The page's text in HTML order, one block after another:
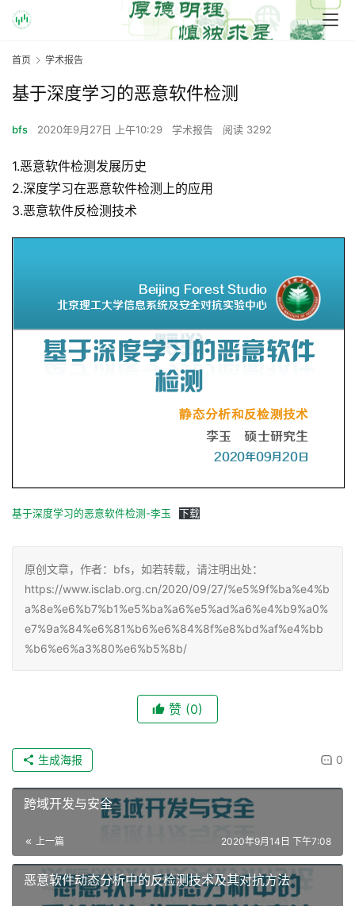
首页 学术报告
基于深度学习的恶意软件检测
bfs 2020年9月27日 上午10:29 学术报告 阅读 3292
1.恶意软件检测发展历史
2.深度学习在恶意软件检测上的应用
3.恶意软件反检测技术
基于深度学习的恶意软件检测-李玉 下载
原创文章，作者：bfs，如若转载，请注明出处：
https://www.isclab.org.cn/2020/09/27/%e5%9f%ba%e4%b
a%8e%e6%b7%b1%e5%ba%a6%e5%ad%a6%e4%b9%a0%
e7%9a%84%e6%81%b6%e6%84%8f%e8%bd%af%e4%bb
%b6%e6%a3%80%e6%b5%8b/
赞 (0)
0
生成海报
跨域开发与安全
上一篇 2020年9月14日 下午7:08
恶意软件动态分析中的反检测技术及其对抗方法